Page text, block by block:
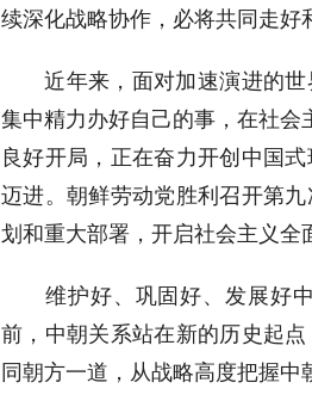
续深化战略协作，必将共同走好
近年来，面对加速演进的世
集中精力办好自己的事，在社会
良好开局，正在奋力开创中国
迈进。朝鲜劳动党胜利召开第
划和重大部署，开启社会主义全
维护好、巩固好、发展好中
前，中朝关系站在新的历史起
同朝方一道，从战略高度把握中